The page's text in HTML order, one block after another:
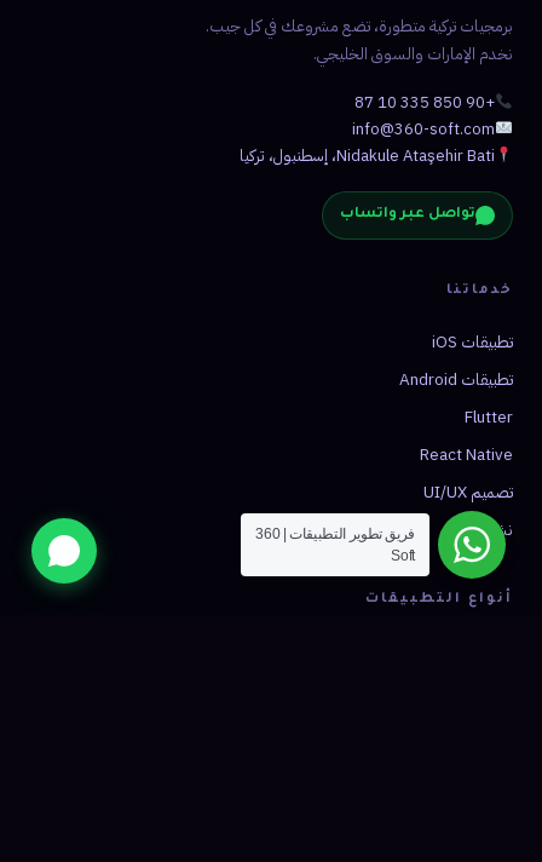
برمجيات تركية متطورة، تضع مشروعك في كل جيب.
نخدم الإمارات والسوق الخليجي.
+90 850 335 10 87
info@360-soft.com
Nidakule Ataşehir Bati، إسطنبول، تركيا
تواصل عبر واتساب
خدماتنا
تطبيقات iOS
تطبيقات Android
Flutter
React Native
تصميم UI/UX
نشر التطبيق
أنواع التطبيقات
فريق تطوير التطبيقات | 360
Soft